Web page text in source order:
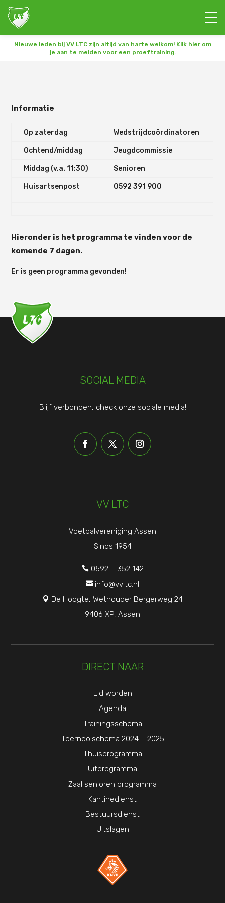
Nieuwe leden bij VV LTC zijn altijd van harte welkom! Klik hierom
je aan te melden voor een proeftraining.
Informatie
Op zaterdag Wedstrijdcoördinatoren
Ochtend/middag Jeugdcommissie
Middag (v.a. 11:30) Senioren
Huisartsenpost 0592 391 900
Hieronder is het programma te vinden voor de
komende 7 dagen.
Er is geen programma gevonden!
SOCIAL MEDIA
Blijf verbonden, check onze sociale media!
VV LTC
Voetbalvereniging Assen
Sinds 1954
 0592 – 352 142
 info@vvltc.nl
 De Hoogte, Wethouder Bergerweg 24
9406 XP, Assen
DIRECT NAAR
Lid worden
Agenda
Trainingsschema
Toernooischema 2024 – 2025
Thuisprogramma
Uitprogramma
Zaal senioren programma
Kantinedienst
Bestuursdienst
Uitslagen